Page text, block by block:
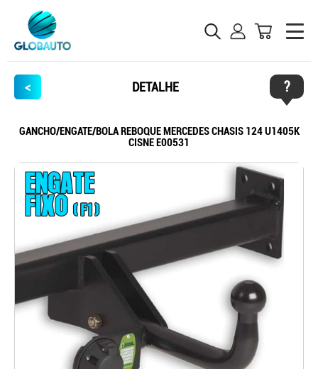
< DETALHE ?
GANCHO/ENGATE/BOLA REBOQUE MERCEDES CHASIS 124 U1405K
CISNE E00531